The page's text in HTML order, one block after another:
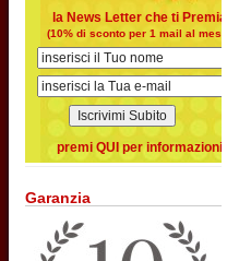
la News Letter che ti Premia
(10% di sconto per 1 mail al mese)
premi QUI per informazioni
Garanzia